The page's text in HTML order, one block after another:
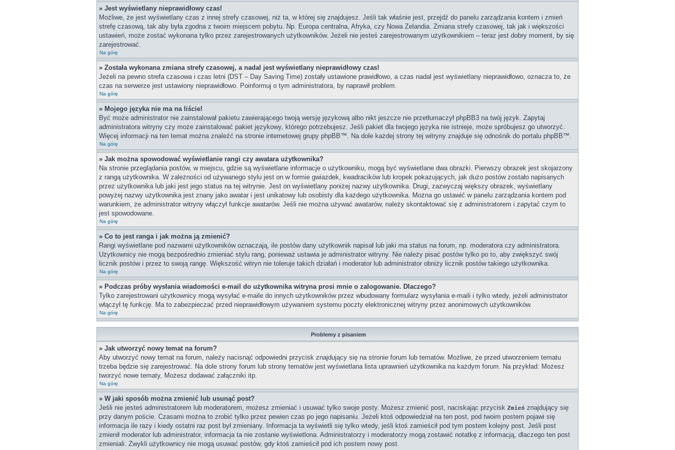
» Jest wyświetlany nieprawidłowy czas!
Możliwe, że jest wyświetlany czas z innej strefy czasowej, niż ta, w której się znajdujesz. Jeśli tak właśnie jest, przejdź do panelu zarządzania kontem i zmień
strefę czasową, tak aby była zgodna z twoim miejscem pobytu. Np. Europa centralna, Afryka, czy Nowa Zelandia. Zmiana strefy czasowej, tak jak i większości
ustawień, może zostać wykonana tylko przez zarejestrowanych użytkowników. Jeżeli nie jesteś zarejestrowanym użytkownikiem – teraz jest dobry moment, by się
zarejestrować.
Na górę
» Została wykonana zmiana strefy czasowej, a nadal jest wyświetlany nieprawidłowy czas!
Jeżeli na pewno strefa czasowa i czas letni (DST – Day Saving Time) zostały ustawione prawidłowo, a czas nadal jest wyświetlany nieprawidłowo, oznacza to, że
czas na serwerze jest ustawiony nieprawidłowo. Poinformuj o tym administratora, by naprawił problem.
Na górę
» Mojego języka nie ma na liście!
Być może administrator nie zainstalował pakietu zawierającego twoją wersję językową albo nikt jeszcze nie przetłumaczył phpBB3 na twój język. Zapytaj
administratora witryny czy może zainstalować pakiet językowy, którego potrzebujesz. Jeśli pakiet dla twojego języka nie istnieje, może spróbujesz go utworzyć.
Więcej informacji na ten temat można znaleźć na stronie internetowej grupy phpBB™. Na dole każdej strony tej witryny znajduje się odnośnik do portalu phpBB™.
Na górę
» Jak można spowodować wyświetlanie rangi czy awatara użytkownika?
Na stronie przeglądania postów, w miejscu, gdzie są wyświetlane informacje o użytkowniku, mogą być wyświetlane dwa obrazki. Pierwszy obrazek jest skojarzony
z rangą użytkownika. W zależności od używanego stylu jest on w formie gwiazdek, kwadracików lub kropek pokazujących, jak dużo postów zostało napisanych
przez użytkownika lub jaki jest jego status na tej witrynie. Jest on wyświetlany poniżej nazwy użytkownika. Drugi, zazwyczaj większy obrazek, wyświetlany
powyżej nazwy użytkownika jest znany jako awatar i jest unikatowy lub osobisty dla każdego użytkownika. Można go ustawić w panelu zarządzania kontem pod
warunkiem, że administrator witryny włączył funkcje awatarów. Jeśli nie można używać awatarów, należy skontaktować się z administratorem i zapytać czym to
jest spowodowane.
Na górę
» Co to jest ranga i jak można ją zmienić?
Rangi wyświetlane pod nazwami użytkowników oznaczają, ile postów dany użytkownik napisał lub jaki ma status na forum, np. moderatora czy administratora.
Użytkownicy nie mogą bezpośrednio zmieniać stylu rang, ponieważ ustawia je administrator witryny. Nie należy pisać postów tylko po to, aby zwiększyć swój
licznik postów i przez to swoją rangę. Większość witryn nie toleruje takich działań i moderator lub administrator obniży licznik postów takiego użytkownika.
Na górę
» Podczas próby wysłania wiadomości e-mail do użytkownika witryna prosi mnie o zalogowanie. Dlaczego?
Tylko zarejestrowani użytkownicy mogą wysyłać e-maile do innych użytkowników przez wbudowany formularz wysyłania e-maili i tylko wtedy, jeżeli administrator
włączył tę funkcję. Ma to zabezpieczać przed nieprawidłowym używaniem systemu poczty elektronicznej witryny przez anonimowych użytkowników.
Na górę
Problemy z pisaniem
» Jak utworzyć nowy temat na forum?
Aby utworzyć nowy temat na forum, należy nacisnąć odpowiedni przycisk znajdujący się na stronie forum lub tematów. Możliwe, że przed utworzeniem tematu
trzeba będzie się zarejestrować. Na dole strony forum lub strony tematów jest wyświetlana lista uprawnień użytkownika na każdym forum. Na przykład: Możesz
tworzyć nowe tematy, Możesz dodawać załączniki itp.
Na górę
» W jaki sposób można zmienić lub usunąć post?
Jeśli nie jesteś administratorem lub moderatorem, możesz zmieniać i usuwać tylko swoje posty. Możesz zmienić post, naciskając przycisk Zmień znajdujący się
przy danym poście. Czasami można to zrobić tylko przez pewien czas po jego napisaniu. Jeżeli ktoś odpowiedział na ten post, pod twoim postem pojawi się
informacja ile razy i kiedy ostatni raz post był zmieniany. Informacja ta wyświetli się tylko wtedy, jeśli ktoś zamieścił pod tym postem kolejny post. Jeśli post
zmienił moderator lub administrator, informacja ta nie zostanie wyświetlona. Administratorzy i moderatorzy mogą zostawić notatkę z informacją, dlaczego ten post
zmieniali. Zwykli użytkownicy nie mogą usuwać postów, gdy ktoś zamieścił pod ich postem nowy post.